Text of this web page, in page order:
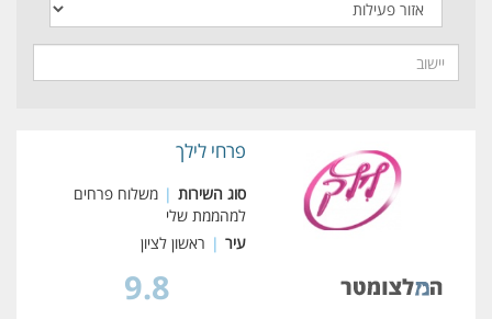
פרחי לילך
סוג השירות | משלוח פרחים
למהממת שלי
עיר | ראשון לציון
9.8